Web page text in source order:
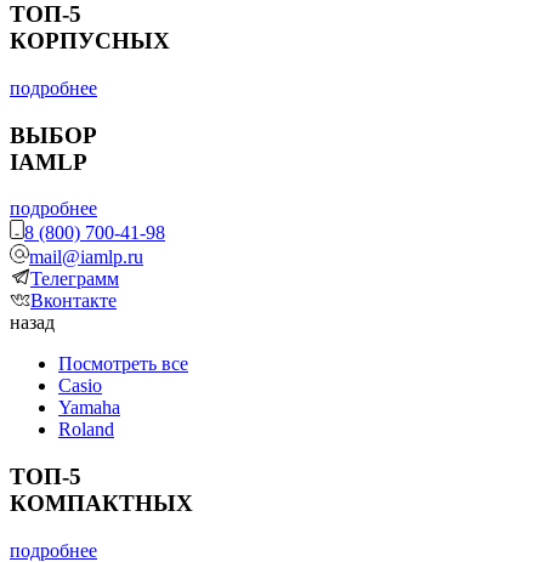
ТОП-5
КОРПУСНЫХ
подробнее
ВЫБОР
IAMLP
подробнее
8 (800) 700-41-98
mail@iamlp.ru
Телеграмм
Вконтакте
назад
Посмотреть все
Casio
Yamaha
Roland
ТОП-5
КОМПАКТНЫХ
подробнее